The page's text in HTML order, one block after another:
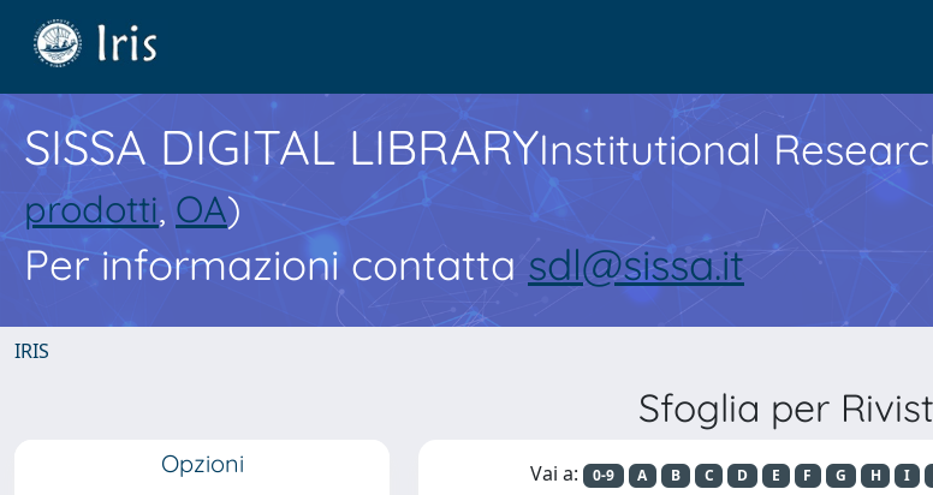
SISSA DIGITAL LIBRARYInstitutional
prodotti, OA)
Per informazioni contatta sdl@sissa.it
IRIS
Sfoglia per
Opzioni Vai a: 0-9 A B C D E F G H I